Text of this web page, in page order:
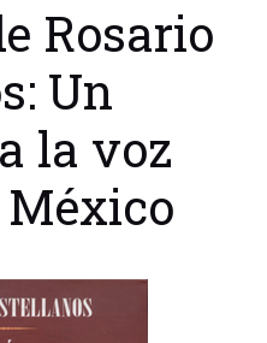
Rosario
Un
la voz